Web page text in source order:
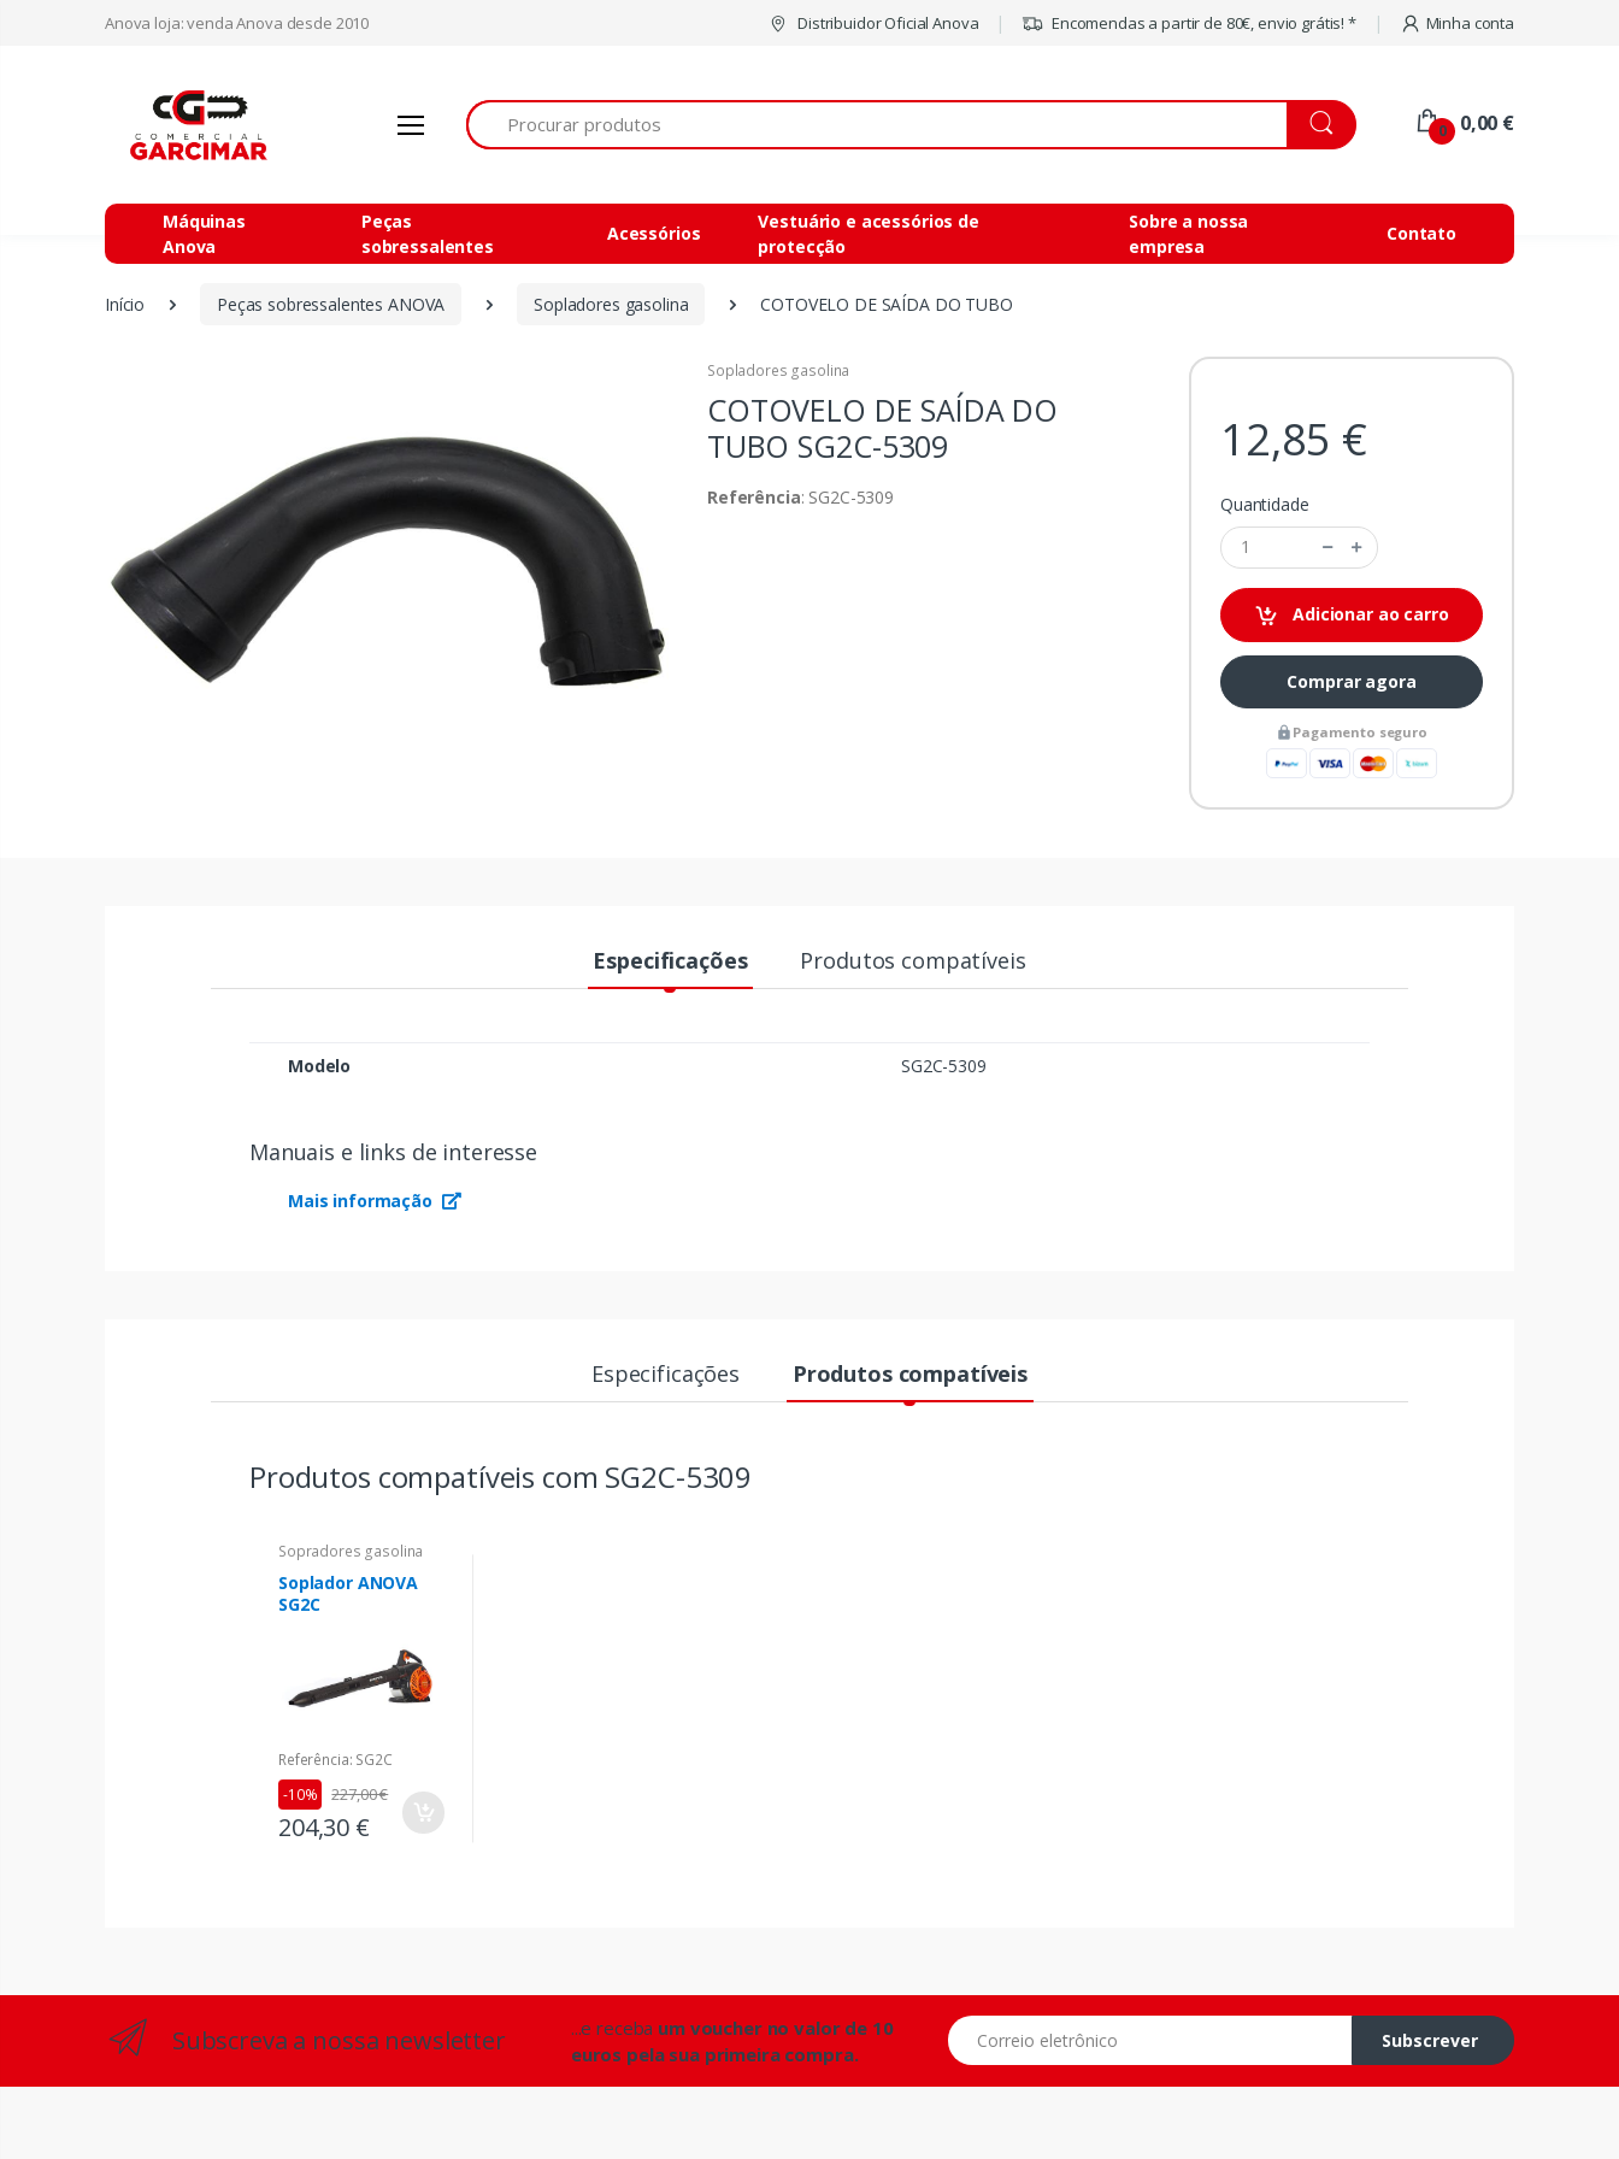
Anova loja: venda Anova desde 2010 Distribuidor Oficial Anova Encomendas a partir de 80€, envio grátis! * Minha conta
Procurar
0 0,00 €
Máquinas
Anova
Peças
sobressalentes
Acessórios
Vestuário e acessórios de
protecção
Sobre a nossa
empresa
Contato
Início Peças sobressalentes ANOVA Sopladores gasolina COTOVELO DE SAÍDA DO TUBO
Sopladores gasolina
COTOVELO DE SAÍDA DO
TUBO SG2C-5309
Referência: SG2C-5309
12,85 €
Quantidade
Adicionar ao carro
Comprar agora
Pagamento seguro
Especificações Produtos compatíveis
Modelo SG2C-5309
Manuais e links de interesse
Mais informação
Especificações Produtos compatíveis
Produtos compatíveis com SG2C-5309
Sopradores gasolina
Soplador ANOVA
SG2C
Referência: SG2C
204,30 €
-10% 227,00 €
Subscreva a nossa newsletter ...e receba um voucher no valor de 10
euros pela sua primeira compra.
Correio eletrônico
Subscrever